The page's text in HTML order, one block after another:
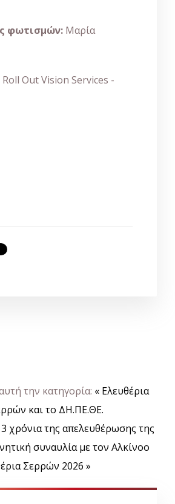
φωτισμών: Μαρία
Roll Out Vision Services -
την κατηγορία: « Ελευθέρια
και το ΔΗ.ΠΕ.ΘΕ.
χρόνια της απελευθέρωσης της
συναυλία με τον Αλκίνοο
Σερρών 2026 »